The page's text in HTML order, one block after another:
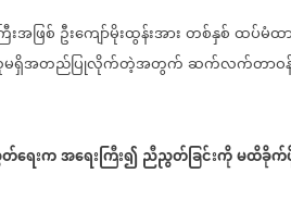
အဖြစ် ဦးကျော်မိုးထွန်းအားတစ်နှစ်ထပ်မံထာ
ရှိအတည်ပြုလိုက်တဲ့အတွက်ဆက်လက်တာဝန်
ရေးကအရေးကြီး၍ညီညွတ်ခြင်းကိုမထိခိုက်